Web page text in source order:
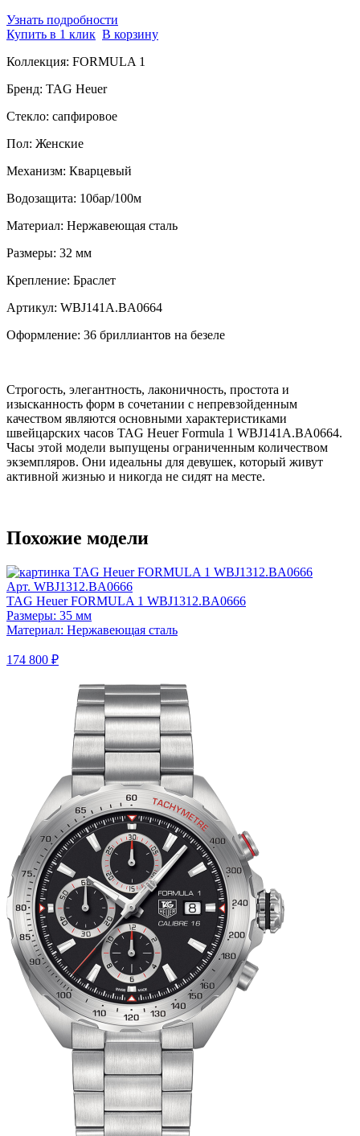
Узнать подробности
Купить в 1 клик В корзину
Коллекция: FORMULA 1
Бренд: TAG Heuer
Стекло: сапфировое
Пол: Женские
Механизм: Кварцевый
Водозащита: 10бар/100м
Материал: Нержавеющая сталь
Размеры: 32 мм
Крепление: Браслет
Артикул: WBJ141A.BA0664
Оформление: 36 бриллиантов на безеле
Строгость, элегантность, лаконичность, простота и
изысканность форм в сочетании с непревзойденным
качеством являются основными характеристиками
швейцарских часов TAG Heuer Formula 1 WBJ141A.BA0664.
Часы этой модели выпущены ограниченным количеством
экземпляров. Они идеальны для девушек, который живут
активной жизнью и никогда не сидят на месте.
Похожие модели
Арт. WBJ1312.BA0666
TAG Heuer FORMULA 1 WBJ1312.BA0666
Размеры: 35 мм
Материал: Нержавеющая сталь
174 800 ₽